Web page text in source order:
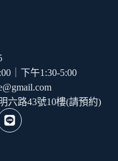
｜下午1:30-5:00
六路43號10樓(請預約)